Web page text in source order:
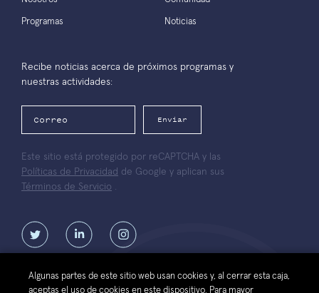
Programas Noticias
Recibe noticias acerca de próximos programas y
nuestras actividades:
Enviar
Este sitio está protegido por reCAPTCHA y las
Políticas de Privacidad de Google y aplican sus
Términos de Servicio
Algunas partes de este sitio web usan cookies y, al cerrar esta caja,
aceptas el uso de cookies en este dispositivo. Para mayor